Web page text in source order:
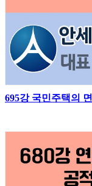
695강 국민주택의